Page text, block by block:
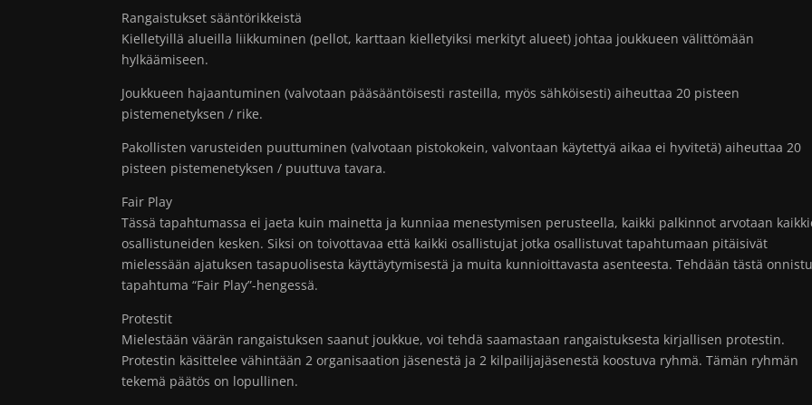
Rangaistukset sääntörikkeistä
Kielletyillä alueilla liikkuminen (pellot, karttaan kielletyiksi merkityt alueet) johtaa joukkueen välittömään
hylkäämiseen.
Joukkueen hajaantuminen (valvotaan pääsääntöisesti rasteilla, myös sähköisesti) aiheuttaa 20 pisteen
pistemenetyksen / rike.
Pakollisten varusteiden puuttuminen (valvotaan pistokokein, valvontaan käytettyä aikaa ei hyvitetä) aiheuttaa 20
pisteen pistemenetyksen / puuttuva tavara.
Fair Play
Tässä tapahtumassa ei jaeta kuin mainetta ja kunniaa menestymisen perusteella, kaikki palkinnot arvotaan
osallistuneiden kesken. Siksi on toivottavaa että kaikki osallistujat jotka osallistuvat tapahtumaan pitäisivät
mielessään ajatuksen tasapuolisesta käyttäytymisestä ja muita kunnioittavasta asenteesta. Tehdään tästä
tapahtuma “Fair Play”-hengessä.
Protestit
Mielestään väärän rangaistuksen saanut joukkue, voi tehdä saamastaan rangaistuksesta kirjallisen protestin.
Protestin käsittelee vähintään 2 organisaation jäsenestä ja 2 kilpailijajäsenestä koostuva ryhmä. Tämän ryhmän
tekemä päätös on lopullinen.